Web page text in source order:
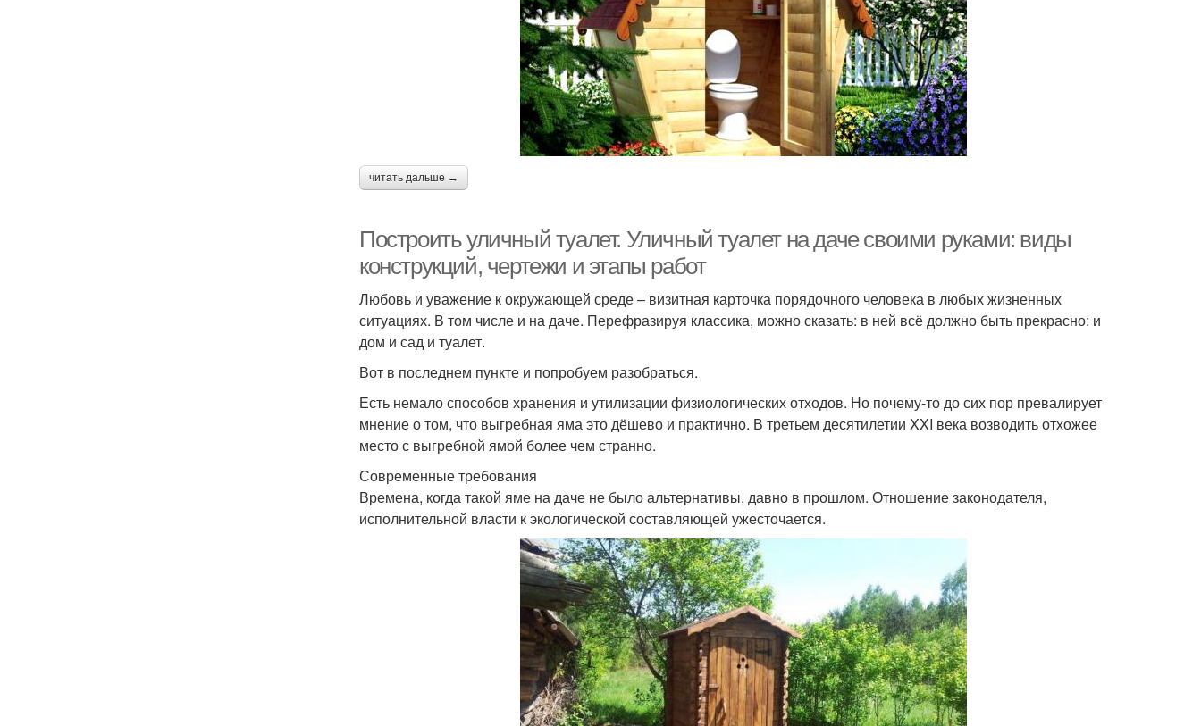
читать дальше →
Построить уличный туалет. Уличный туалет на даче своими руками: виды
конструкций, чертежи и этапы работ
Любовь и уважение к окружающей среде – визитная карточка порядочного человека в любых жизненных
ситуациях. В том числе и на даче. Перефразируя классика, можно сказать: в ней всё должно быть прекрасно: и
дом и сад и туалет.
Вот в последнем пункте и попробуем разобраться.
Есть немало способов хранения и утилизации физиологических отходов. Но почему-то до сих пор превалирует
мнение о том, что выгребная яма это дёшево и практично. В третьем десятилетии XXI века возводить отхожее
место с выгребной ямой более чем странно.
Современные требования
Времена, когда такой яме на даче не было альтернативы, давно в прошлом. Отношение законодателя,
исполнительной власти к экологической составляющей ужесточается.